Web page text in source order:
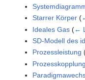
Starrer Körper (
Ideales Gas (←
SD-Modell des
Prozessleistung
Prozesskopplung